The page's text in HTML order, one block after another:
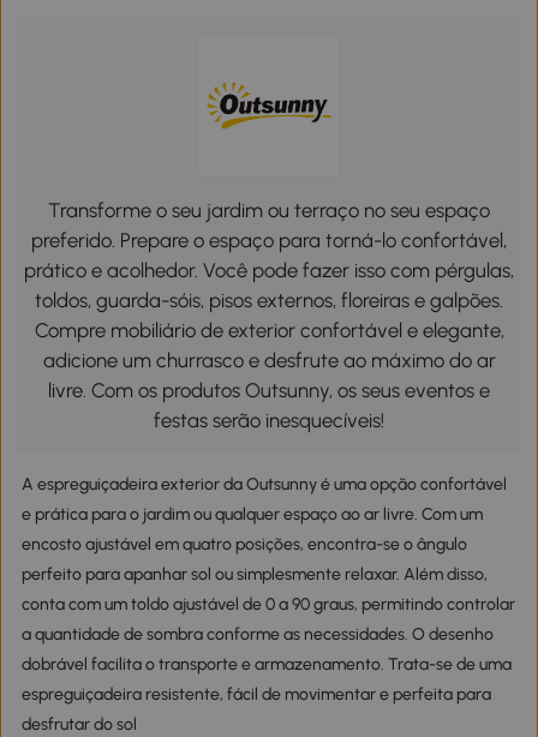
Transforme o seu jardim ou terraço no seu espaço
preferido. Prepare o espaço para torná-lo confortável,
prático e acolhedor. Você pode fazer isso com pérgulas,
toldos, guarda-sóis, pisos externos, floreiras e galpões.
Compre mobiliário de exterior confortável e elegante,
adicione um churrasco e desfrute ao máximo do ar
livre. Com os produtos Outsunny, os seus eventos e
festas serão inesquecíveis!
A espreguiçadeira exterior da Outsunny é uma opção confortável
e prática para o jardim ou qualquer espaço ao ar livre. Com um
encosto ajustável em quatro posições, encontra-se o ângulo
perfeito para apanhar sol ou simplesmente relaxar. Além disso,
conta com um toldo ajustável de 0 a 90 graus, permitindo controlar
a quantidade de sombra conforme as necessidades. O desenho
dobrável facilita o transporte e armazenamento. Trata-se de uma
espreguiçadeira resistente, fácil de movimentar e perfeita para
desfrutar do sol